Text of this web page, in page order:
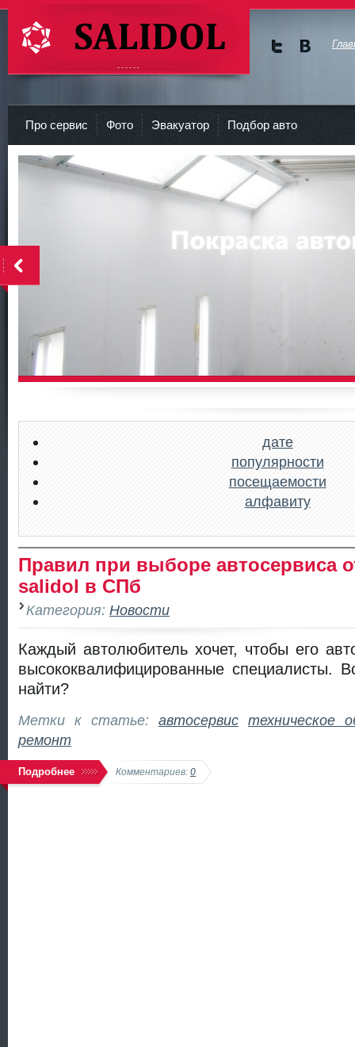
СТО Салидол | salidol в СПб и ЛО
Про сервис Фото Эвакуатор Подбор авто
дате
популярности
посещаемости
алфавиту
Правил при выборе автосервиса
salidol в СПб
Категория: Новости
Каждый автолюбитель хочет, чтобы его
высококвалифицированные специалисты.
найти?
Метки к статье: автосервис техническое
ремонт
Подробнее Комментариев: 0